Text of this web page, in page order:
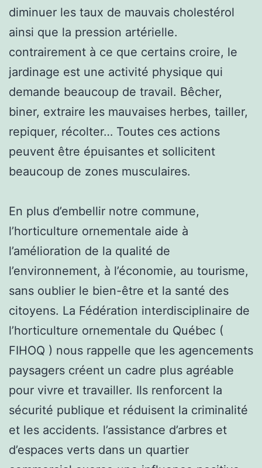
diminuer les taux de mauvais cholestérol
ainsi que la pression artérielle.
contrairement à ce que certains croire, le
jardinage est une activité physique qui
demande beaucoup de travail. Bêcher,
biner, extraire les mauvaises herbes, tailler,
repiquer, récolter… Toutes ces actions
peuvent être épuisantes et sollicitent
beaucoup de zones musculaires.
En plus d’embellir notre commune,
l’horticulture ornementale aide à
l’amélioration de la qualité de
l’environnement, à l’économie, au tourisme,
sans oublier le bien-être et la santé des
citoyens. La Fédération interdisciplinaire de
l’horticulture ornementale du Québec (
FIHOQ ) nous rappelle que les agencements
paysagers créent un cadre plus agréable
pour vivre et travailler. Ils renforcent la
sécurité publique et réduisent la criminalité
et les accidents. l’assistance d’arbres et
d’espaces verts dans un quartier